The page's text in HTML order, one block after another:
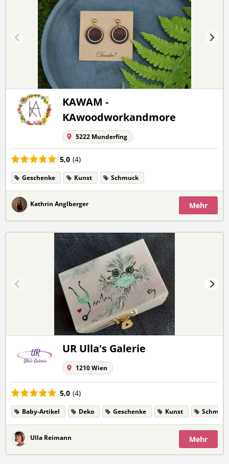
KAWAM -
KAwoodworkandmore
5222 Munderfing
5,0 (4)
Geschenke Kunst Schmuck
Kathrin Anglberger Mehr
UR Ulla's Galerie
1210 Wien
5,0 (4)
Baby-Artikel Deko Geschenke Kunst Schmuck
Ulla Reimann Mehr